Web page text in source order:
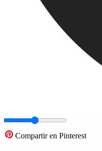
Compartir en Pinterest